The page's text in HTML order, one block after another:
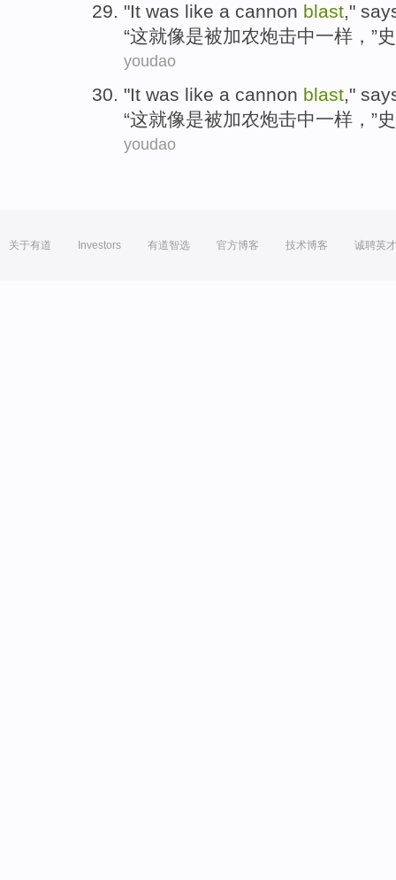
"It was like a cannon blast,"
“这就像是被加农炮击中一样，”
youdao
"It was like a cannon blast,"
“这就像是被加农炮击中一样，”
youdao
关于有道 Investors 有道智选 官方博客 技术博客 诚聘英才